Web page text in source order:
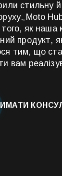
стильну й
Moto
як
продукт,
тим, що
вам